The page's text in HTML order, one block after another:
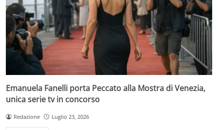
Emanuela Fanelli porta Peccato alla Mostra di Venezia,
unica serie tv in concorso
Redazione Luglio 23, 2026